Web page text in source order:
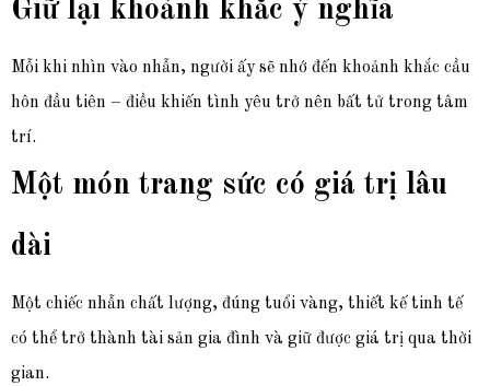
Giữ lại khoảnh khắc ý nghĩa
Mỗi khi nhìn vào nhẫn, người ấy sẽ nhớ đến khoảnh khắc cầu
hôn đầu tiên – điều khiến tình yêu trở nên bất tử trong tâm
trí.
Một món trang sức có giá trị lâu
dài
Một chiếc nhẫn chất lượng, đúng tuổi vàng, thiết kế tinh tế
có thể trở thành tài sản gia đình và giữ được giá trị qua thời
gian.